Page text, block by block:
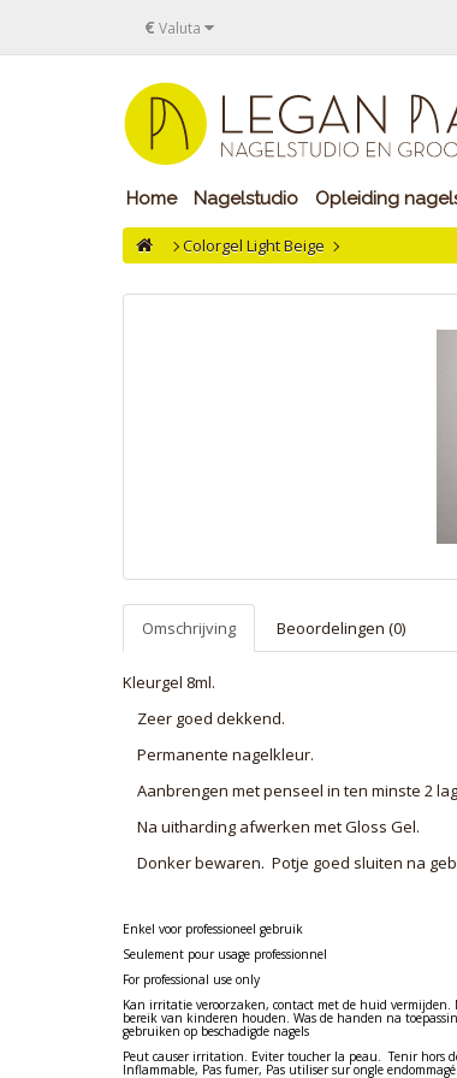
€ Valuta
Home Nagelstudio Opleiding
Colorgel Light Beige
Omschrijving Beoordelingen (0)
Kleurgel 8ml.
Zeer goed dekkend.
Permanente nagelkleur.
Aanbrengen met penseel in ten minste 2
Na uitharding afwerken met Gloss Gel.
Donker bewaren. Potje goed sluiten na
Enkel voor professioneel gebruik
Seulement pour usage professionnel
For professional use only
Kan irritatie veroorzaken, contact met de huid vermijden.
bereik van kinderen houden. Was de handen na
gebruiken op beschadigde nagels
Peut causer irritation. Eviter toucher la peau. Tenir hors
Inflammable, Pas fumer, Pas utiliser sur ongle